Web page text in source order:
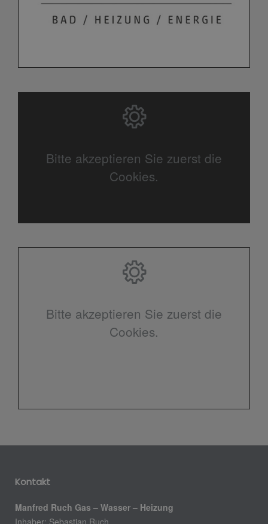
Bitte akzeptieren Sie zuerst die
Cookies.
Bitte akzeptieren Sie zuerst die
Cookies.
Kontakt
Manfred Ruch Gas – Wasser – Heizung